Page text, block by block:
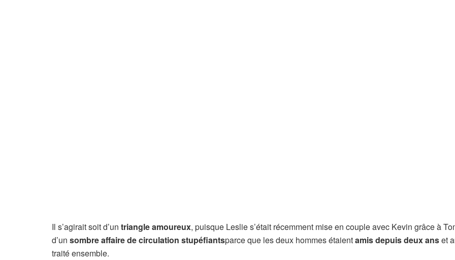
Il s’agirait soit d’un triangle amoureux, puisque Leslie s’était récemment mise en couple avec Kevin grâce à
d’un sombre affaire decirculation stupéfiantsparce que les deux hommes étaientamis depuis deux anset
traité ensemble.